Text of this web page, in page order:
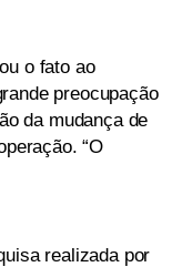
o fato ao
preocupação
da mudança de
“O
realizada por